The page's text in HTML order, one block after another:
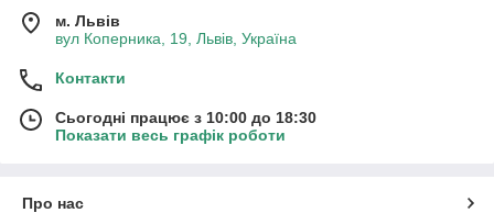
м. Львів
вул Коперника, 19, Львів, Україна
Контакти
Сьогодні працює з 10:00 до 18:30
Показати весь графік роботи
Про нас